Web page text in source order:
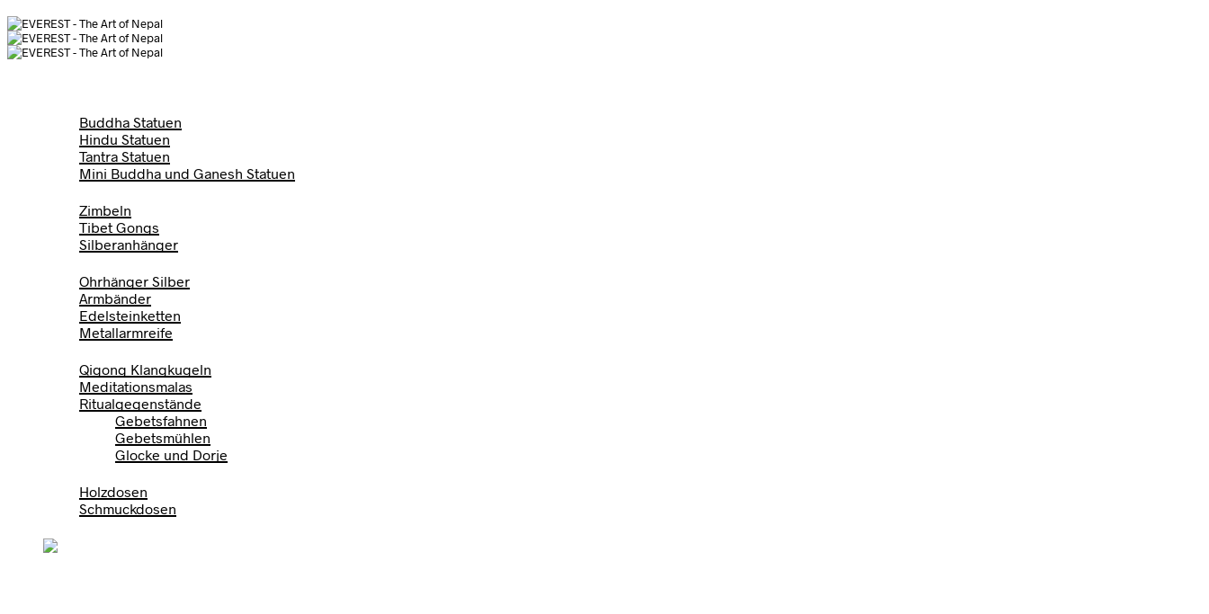
Buddha Statuen
Hindu Statuen
Tantra Statuen
Mini Buddha und Ganesh Statuen
Zimbeln
Tibet Gongs
Silberanhänger
Ohrhänger Silber
Armbänder
Edelsteinketten
Metallarmreife
Qigong Klangkugeln
Meditationsmalas
Ritualgegenstände
Gebetsfahnen
Gebetsmühlen
Glocke und Dorje
Holzdosen
Schmuckdosen